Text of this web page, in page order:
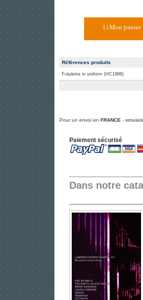
1) Mon panier
Références produits
Fräuleins in uniform (HC1886)
Pour un envoi en FRANCE -
Paiement sécurisé
Dans notre